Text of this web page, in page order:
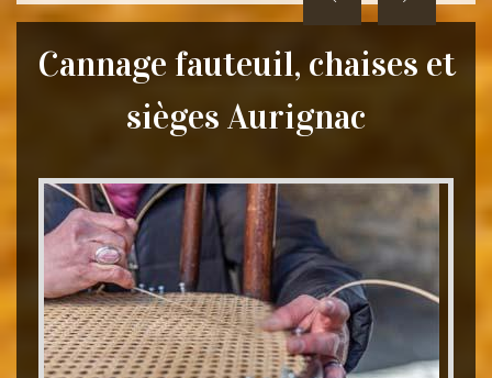
Cannage fauteuil, chaises et
sièges Aurignac